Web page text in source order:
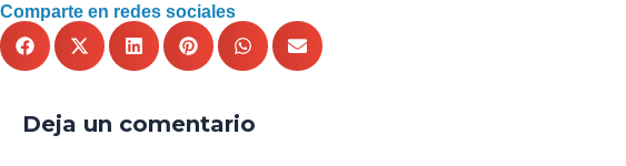
Comparte en redes sociales
Deja un comentario